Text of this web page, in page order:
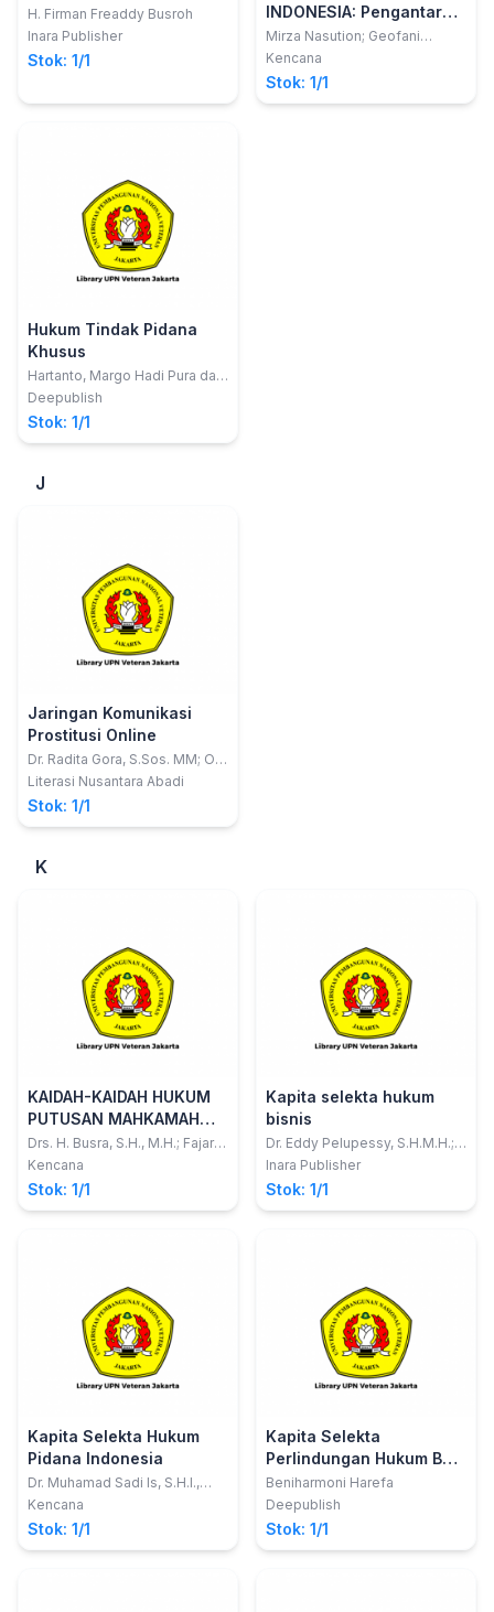
H. Firman Freaddy Busroh
Inara Publisher
Stok: 1/1
INDONESIA: Pengantar
Dasar
Mirza Nasution; Geofani
Milthree Saragih
Kencana
Stok: 1/1
Hukum Tindak Pidana
Khusus
Hartanto, Margo Hadi Pura dan
Oci Senjaya
Deepublish
Stok: 1/1
J
Jaringan Komunikasi
Prostitusi Online
Dr. Radita Gora, S.Sos. MM; Oni
Tarsani, S.Sos.I, M.Ikom
Literasi Nusantara Abadi
Stok: 1/1
K
KAIDAH-KAIDAH HUKUM
PUTUSAN MAHKAMAH
AGUNG REPUBLIK
INDONESIA
Drs. H. Busra, S.H., M.H.; Fajar
Hernawan, S.H.I., M.E.I.
Kencana
Stok: 1/1
Kapita selekta hukum
bisnis
Dr. Eddy Pelupessy, S.H.M.H.;
dkk
Inara Publisher
Stok: 1/1
Kapita Selekta Hukum
Pidana Indonesia
Dr. Muhamad Sadi Is, S.H.I.,
M.H. dkk; Fadillah Mursid,
S.H., M.H.
Kencana
Stok: 1/1
Kapita Selekta
Perlindungan Hukum Bagi
Anak
Beniharmoni Harefa
Deepublish
Stok: 1/1